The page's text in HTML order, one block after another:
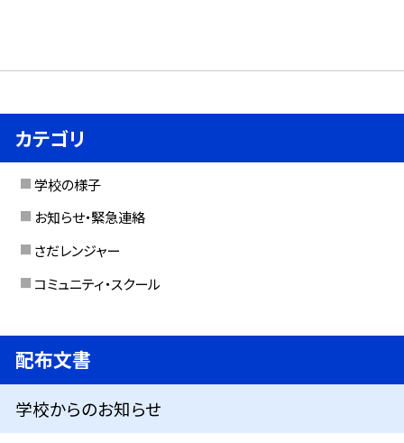
カテゴリ
学校の様子
お知らせ・緊急連絡
さだレンジャー
コミュニティ・スクール
配布文書
学校からのお知らせ